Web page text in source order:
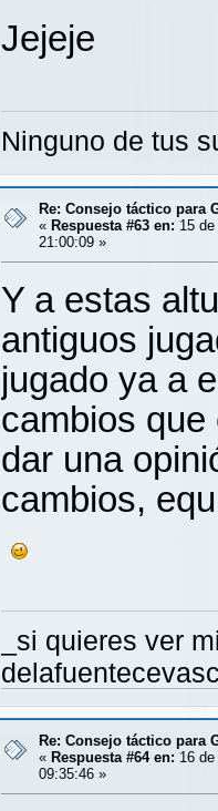
Jejeje
Ninguno de tus
Re: Consejo táctico para
« Respuesta #63 en: 15
21:00:09 »
Y a estas
antiguos
jugado ya a
cambios
dar una
cambios,
_si quieres ver
Re: Consejo táctico para
« Respuesta #64 en: 16
09:35:46 »